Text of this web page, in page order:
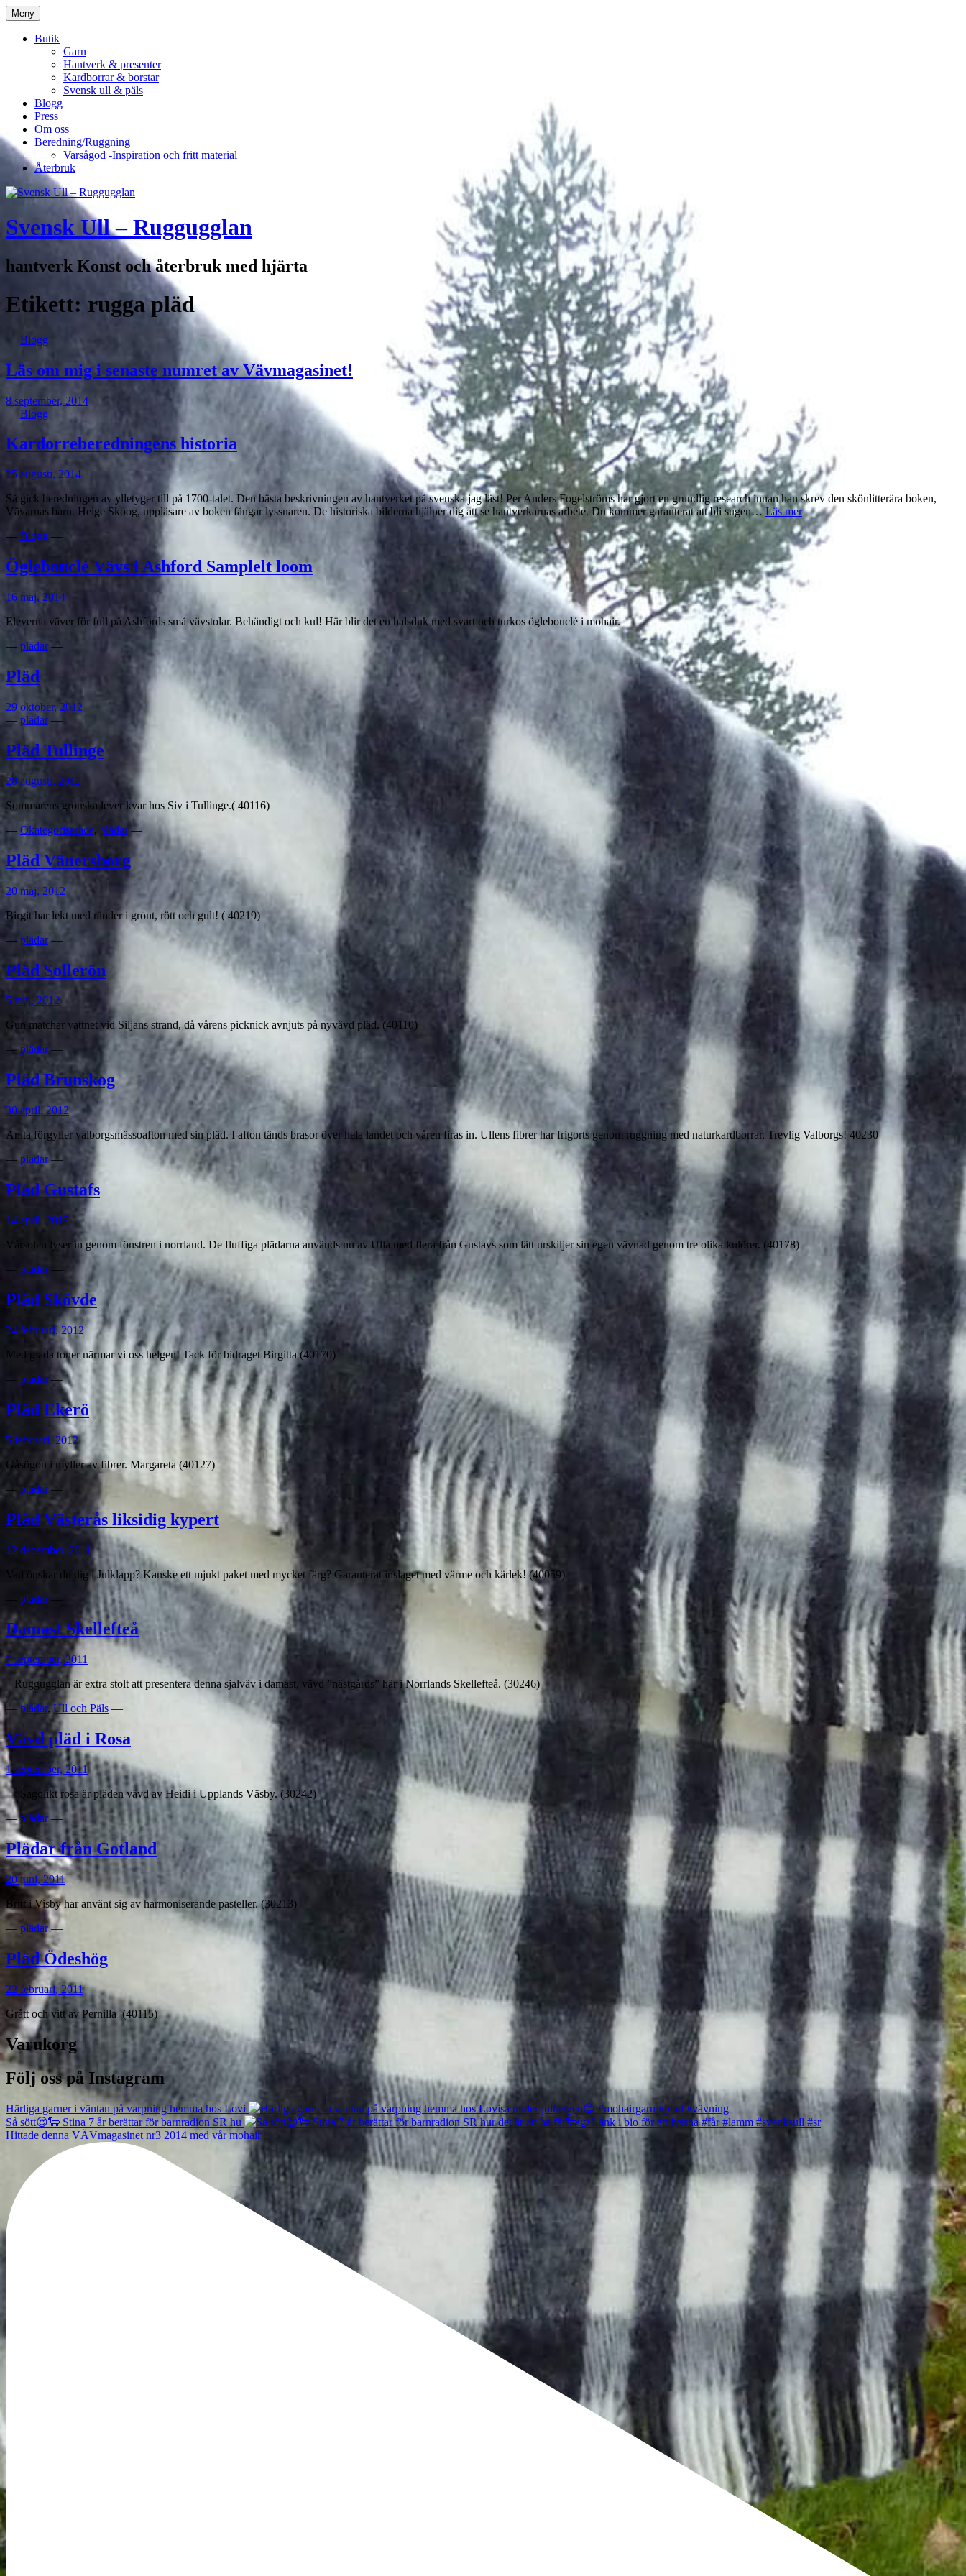
Hoppa
till
innehåll
Meny
Butik
Garn
Hantverk & presenter
Kardborrar & borstar
Svensk ull & päls
Blogg
Press
Om oss
Beredning/Ruggning
Varsågod -Inspiration och fritt material
Återbruk
Svensk Ull – Ruggugglan
hantverk Konst och återbruk med hjärta
Etikett: rugga pläd
— Blogg —
Läs om mig i senaste numret av Vävmagasinet!
8 september, 2014
— Blogg —
Kardorreberedningens historia
25 augusti, 2014
Så gick beredningen av ylletyger till på 1700-talet. Den bästa beskrivningen av hantverket på svenska jag läst! Per Anders Fogelströms har gjort en grundlig research innan han skrev den skönlitterära boken,
Vävarnas barn. Helge Skoog, uppläsare av boken fångar lyssnaren. De historiska bilderna hjälper dig att se hantverkarnas arbete. Du kommer garanterat att bli sugen…Läs merKardorreberedningens
historia
— Blogg —
Öglebouclé Vävs i Ashford Samplelt loom
16 maj, 2014
Eleverna väver för full på Ashfords små vävstolar. Behändigt och kul! Här blir det en halsduk med svart och turkos öglebouclé i mohair.
— plädar—
Pläd
29 oktober, 2012
— plädar—
Pläd Tullinge
28 augusti, 2012
Sommarens grönska lever kvar hos Siv i Tullinge.( 40116)
— Okategoriserade, plädar—
Pläd Vänersborg
20 maj, 2012
Birgit har lekt med ränder i grönt, rött och gult! ( 40219)
— plädar—
Pläd Sollerön
5 maj, 2012
Gun matchar vattnet vid Siljans strand, då vårens picknick avnjuts på nyvävd pläd. (40110)
—plädar—
Pläd Brunskog
30 april, 2012
Anita förgyller valborgsmässoafton med sin pläd. I afton tänds brasor över hela landet och våren firas in. Ullens fibrer har frigorts genom ruggning med naturkardborrar. Trevlig Valborgs! 40230
— plädar—
Pläd Gustafs
14 april, 2012
Vårsolen lyser in genom fönstren i norrland. De fluffiga plädarna används nu av Ulla med flera från Gustavs som lätt urskiljer sin egen vävnad genom tre olika kulörer. (40178)
— plädar—
Pläd Skövde
24 februari, 2012
Med glada toner närmar vi oss helgen! Tack för bidraget Birgitta (40170)
— plädar—
Pläd Ekerö
5 februari, 2012
Gåsögon i myller av fibrer. Margareta (40127)
— plädar—
Pläd Västerås liksidig kypert
12 december, 2011
Vad önskar du dig i Julklapp? Kanske ett mjukt paket med mycket färg? Garanterat inslaget med värme och kärlek! (40059)
plädar—
Damast Skellefteå
7 september, 2011
Ruggugglan är extra stolt att presentera denna sjalväv i damast, vävd ”nästgårds” här i Norrlands Skellefteå. (30246)
— plädar,Ull och Päls —
Vävd pläd i Rosa
1 september, 2011
Sagolikt rosa är pläden vävd av Heidi i Upplands Väsby. (30242)
—plädar—
Plädar från Gotland
20 juni, 2011
Britt i Visby har använt sig av harmoniserande pasteller. (30213)
— plädar—
Pläd Ödeshög
22 februari, 2011
Grått och vitt av Pernilla (40115)
Varukorg
Följ oss på Instagram
Härliga garner i väntan på varpning hemma hos Lovi
Så sött😍🐑 Stina 7 år berättar för barnradion SR hu
Hittade denna VÄVmagasinet nr3 2014 med vår mohair